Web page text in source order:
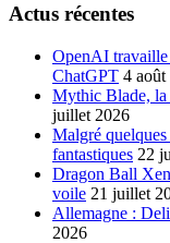
Actus récentes
OpenAI travaille
ChatGPT 4 août
Mythic Blade, la
juillet 2026
Malgré quelques
fantastiques 22
Dragon Ball
voile 21 juillet
Allemagne :
2026